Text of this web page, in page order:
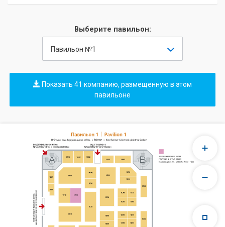
Выберите павильон:
Павильон №1
Показать 41 компанию, размещенную в этом
павильоне